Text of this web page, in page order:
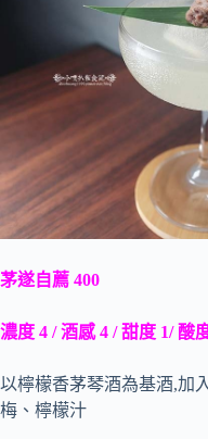
茅遂自薦 400
濃度 4 / 酒感 4 / 甜度 1/ 酸
以檸檬香茅琴酒為基酒,加
梅、檸檬汁